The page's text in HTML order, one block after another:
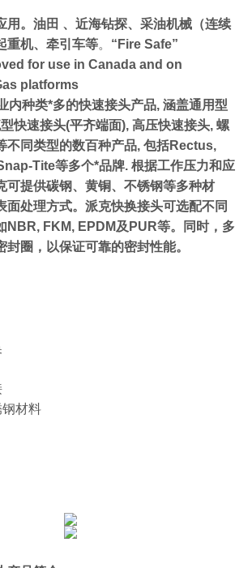
用。油田 、近海钻探、采油机械（连续
重机、牵引车等。 “Fire Safe”
for use in Canada and on
platforms
内种类*多的快速接头产品, 涵盖通用型
快速接头(平齐端面), 高压快速接头, 螺
不同类型的数百种产品, 包括Rectus,
Tite等多个*品牌. 根据工作压力和应
可提供碳钢、黄铜、不锈钢等多种材
面处理方式。派克快换接头可选配不同
NBR, FKM, EPDM及PUR等。同时，多
封圈，以保证可靠的密封性能。
钢材料